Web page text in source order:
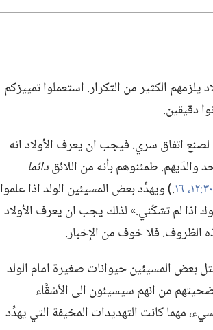
يلزمهم الكثير من التكرار.‏ استعملوا تمييزكم
دقيقين.‏
لصنع اتفاق سري.‏ فيجب ان يعرف الأولاد انه
طمئنوهم بأنه من اللائقدائما
١٢،‏
‏.‏)‏ ويهدِّد بعض المسيئين الولد اذا علموا
اذا لم تشكُني.‏» لذلك يجب ان يعرف الأولاد
الظروف.‏ فلا خوف من الإخبار.‏
بعض المسيئين حيوانات صغيرة امام الولد
من انهم سيسيئون الى الأشقَّاء
مهما كانت التهديدات المخيفة التي يهدِّد